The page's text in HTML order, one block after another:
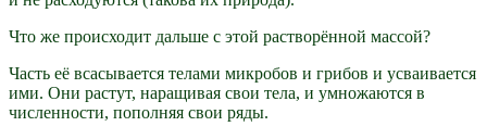
Что же происходит дальше с этой растворённой массой?
Часть её всасывается телами микробов и грибов и усваивается
ими. Они растут, наращивая свои тела, и умножаются в
численности, пополняя свои ряды.